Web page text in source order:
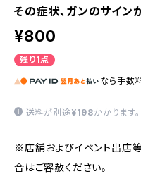
その症状、ガンのサイン
¥800
残り1点
なら 手数
送料が別途 ¥198かかります。
※店舗およびイベント出店
合はご容赦ください。